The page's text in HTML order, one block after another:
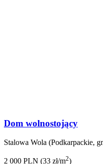
Dom wolnostojący
Stalowa Wola (Podkarpackie,
2 000 PLN (33 zł/m2)